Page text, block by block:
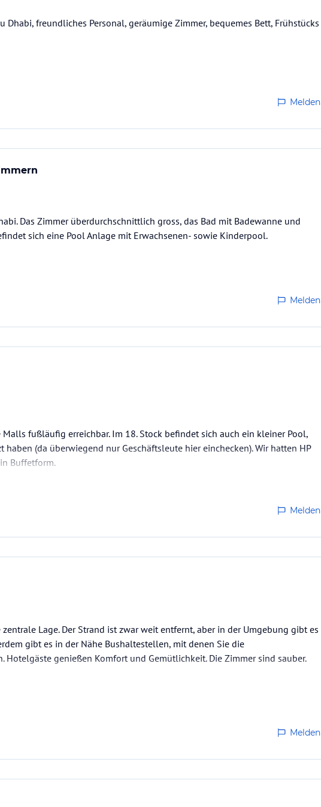
Dhabi, freundliches Personal, geräumige Zimmer, bequemes Bett, Frühstücks
Melden
Das Zimmer überdurchschnittlich gross, das Bad mit Badewanne und
sich eine Pool Anlage mit Erwachsenen- sowie Kinderpool.
Melden
fußläufig erreichbar. Im 18. Stock befindet sich auch ein kleiner Pool,
(da überwiegend nur Geschäftsleute hier einchecken). Wir hatten HP
Buffetform.
Melden
Lage. Der Strand ist zwar weit entfernt, aber in der Umgebung gibt es
gibt es in der Nähe Bushaltestellen, mit denen Sie die
Hotelgäste genießen Komfort und Gemütlichkeit. Die Zimmer sind sauber.
Melden